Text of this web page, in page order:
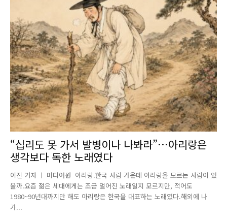
“십리도 못 가서 발병이나 나봐라”…아리랑은
생각보다 독한 노래였다
이진 기자 ㅣ 미디어원 아리랑.한국 사람 가운데 아리랑을 모르는 사람이 있
을까.요즘 젊은 세대에게는 조금 멀어진 노래일지 모르지만, 적어도
1980~90년대까지만 해도 아리랑은 한국을 대표하는 노래였다.해외에 나
가...